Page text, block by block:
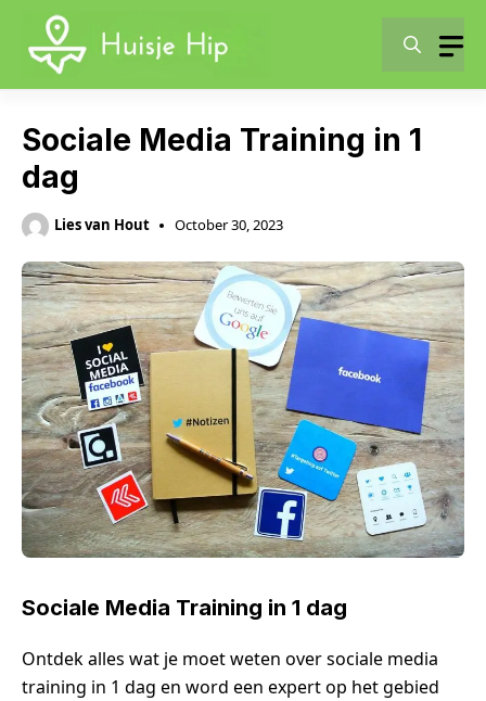
content
Sociale Media Training in 1
dag
Lies van Hout October 30, 2023
Sociale Media Training in 1 dag
Ontdek alles wat je moet weten over sociale media
training in 1 dag en word een expert op het gebied